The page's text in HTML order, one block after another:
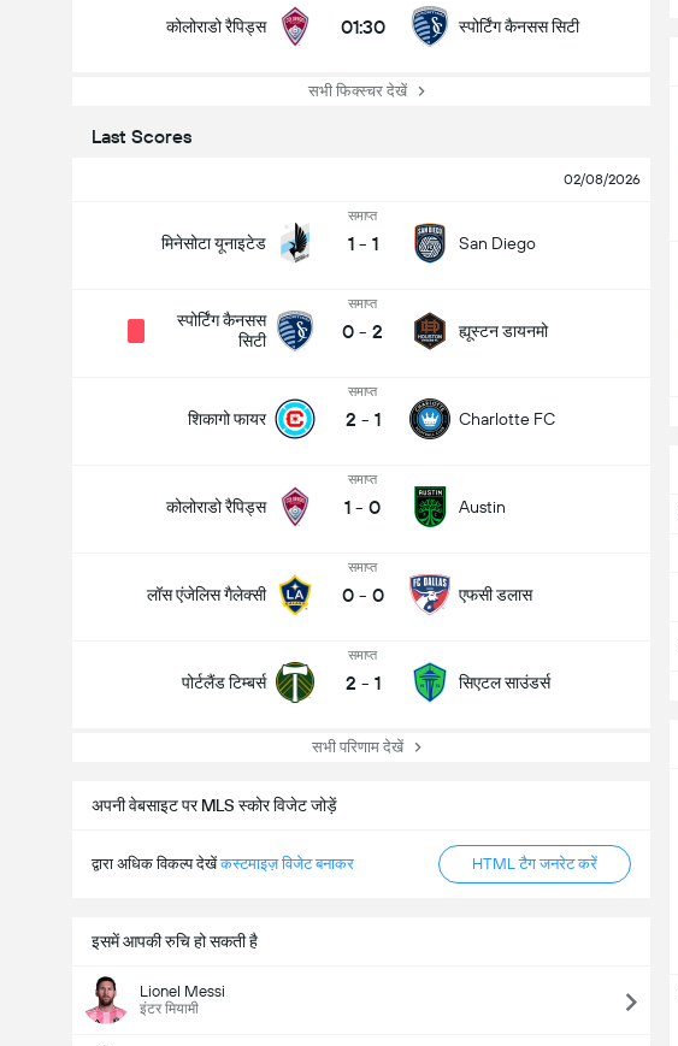
कोलोराडो रैपिड्स 01:30 स्पोर्टिंग कैनसस सिटी
सभी फिक्स्चर देखें
Last Scores
02/08/2026
मिनेसोटा यूनाइटेड
समाप्त
1 - 1 San Diego
स्पोर्टिंग कैनसस
सिटी
समाप्त
0 - 2 ह्यूस्टन डायनमो
शिकागो फायर
समाप्त
2 - 1 Charlotte FC
कोलोराडो रैपिड्स
समाप्त
1 - 0 Austin
लॉस एंजेलिस गैलेक्सी
समाप्त
0 - 0 एफसी डलास
पोर्टलैंड टिम्बर्स
समाप्त
2 - 1 सिएटल साउंडर्स
सभी परिणाम देखें
अपनी वेबसाइट पर MLS स्कोर विजेट जोड़ें
द्वारा अधिक विकल्प देखेंकस्टमाइज़ विजेट बनाकर HTML टैग जनरेट करें
इसमें आपकी रुचि हो सकती है
Lionel Messi
इंटर मियामी